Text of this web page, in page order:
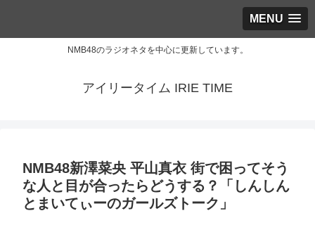
MENU
NMB48のラジオネタを中心に更新しています。
アイリータイム IRIE TIME
NMB48新澤菜央 平山真衣 街で困ってそう
な人と目が合ったらどうする？「しんしん
とまいてぃーのガールズトーク」